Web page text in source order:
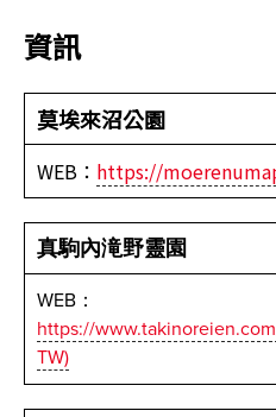
資訊
莫埃來沼公園
WEB： https://
真駒內滝野靈園
WEB：
https://
TW)